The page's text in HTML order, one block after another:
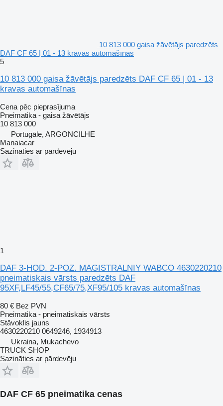
10 813 000 gaisa žāvētājs paredzēts
DAF CF 65 | 01 - 13 kravas automašīnas
5
10 813 000 gaisa žāvētājs paredzēts DAF CF 65 | 01 - 13
kravas automašīnas
Cena pēc pieprasījuma
Pneimatika - gaisa žāvētājs
10 813 000
Portugāle, ARGONCILHE
Manaiacar
Sazināties ar pārdevēju
1
DAF 3-HOD. 2-POZ. MAGISTRALNIY WABCO 4630220210
pneimatiskais vārsts paredzēts DAF
95XF,LF45/55,CF65/75,XF95/105 kravas automašīnas
80 € Bez PVN
Pneimatika - pneimatiskais vārsts
Stāvoklis jauns
4630220210 0649246, 1934913
Ukraina, Mukachevo
TRUCK SHOP
Sazināties ar pārdevēju
DAF CF 65 pneimatika cenas